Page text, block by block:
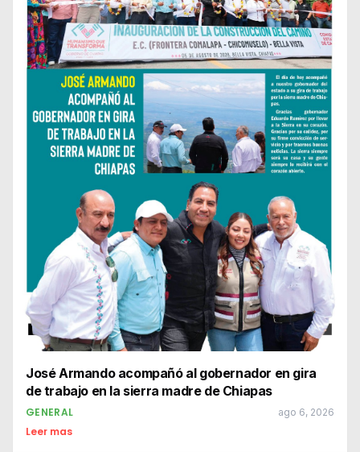
José Armando acompañó al gobernador en gira
de trabajo en la sierra madre de Chiapas
GENERAL ago 6, 2026
Leer mas